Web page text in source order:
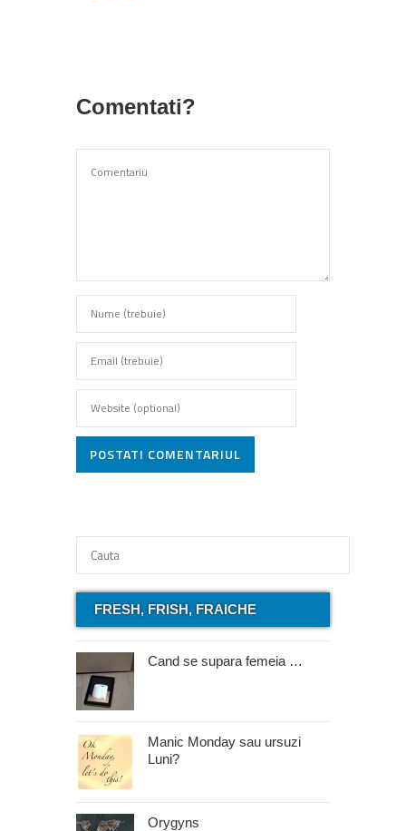
Comentati?
POSTATI COMENTARIUL
FRESH, FRISH, FRAICHE
Cand se supara femeia …
Manic Monday sau ursuzi
Luni?
Orygyns